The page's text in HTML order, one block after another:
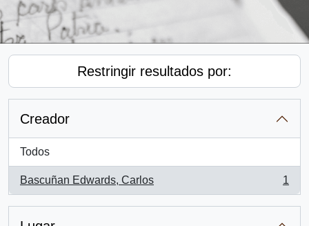
Restringir resultados por:
Creador
Todos
Bascuñan Edwards, Carlos
, 1 resultados
1